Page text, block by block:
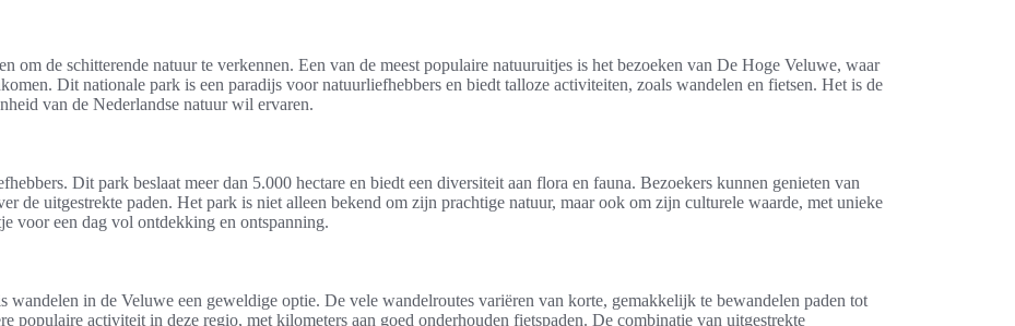
om de schitterende natuur te verkennen. Een van de meest populaire natuuruitjes is het bezoeken van De Hoge Veluwe, waar
Dit nationale park is een paradijs voor natuurliefhebbers en biedt talloze activiteiten, zoals wandelen en fietsen. Het is de
van de Nederlandse natuur wil ervaren.
Dit park beslaat meer dan 5.000 hectare en biedt een diversiteit aan flora en fauna. Bezoekers kunnen genieten van
de uitgestrekte paden. Het park is niet alleen bekend om zijn prachtige natuur, maar ook om zijn culturele waarde, met unieke
voor een dag vol ontdekking en ontspanning.
wandelen in de Veluwe een geweldige optie. De vele wandelroutes variëren van korte, gemakkelijk te bewandelen paden tot
populaire activiteit in deze regio, met kilometers aan goed onderhouden fietspaden. De combinatie van uitgestrekte